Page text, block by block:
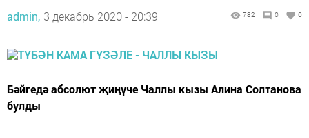
admin, 3 декабрь 2020 - 20:39 782 0 0
Бәйгедә абсолют җиңүче Чаллы кызы Алина Солтанова
булды